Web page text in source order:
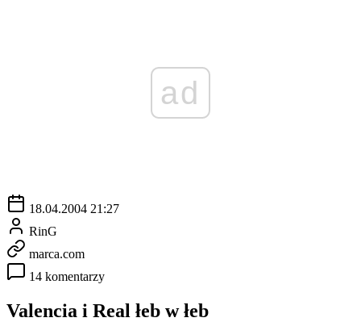
ad
18.04.2004 21:27
RinG
marca.com
14 komentarzy
Valencia i Real łeb w łeb